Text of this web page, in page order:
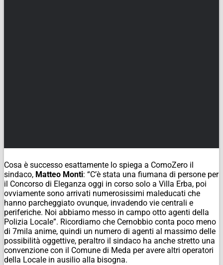
Cosa è successo esattamente lo spiega a ComoZero il
sindaco, Matteo Monti: “C’è stata una fiumana di persone per
il Concorso di Eleganza oggi in corso solo a Villa Erba, poi
ovviamente sono arrivati numerosissimi maleducati che
hanno parcheggiato ovunque, invadendo vie centrali e
periferiche. Noi abbiamo messo in campo otto agenti della
Polizia Locale”. Ricordiamo che Cernobbio conta poco meno
di 7mila anime, quindi un numero di agenti al massimo delle
possibilità oggettive, peraltro il sindaco ha anche stretto una
convenzione con il Comune di Meda per avere altri operatori
della Locale in ausilio alla bisogna.